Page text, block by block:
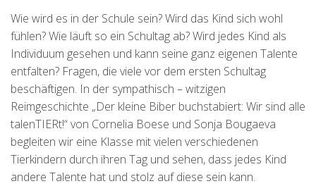
Wie wird es in der Schule sein? Wird das Kind sich wohl
fühlen? Wie läuft so ein Schultag ab? Wird jedes Kind als
Individuum gesehen und kann seine ganz eigenen Talente
entfalten? Fragen, die viele vor dem ersten Schultag
beschäftigen. In der sympathisch – witzigen
Reimgeschichte „Der kleine Biber buchstabiert: Wir sind alle
talenTIERt!“ von Cornelia Boese und Sonja Bougaeva
begleiten wir eine Klasse mit vielen verschiedenen
Tierkindern durch ihren Tag und sehen, dass jedes Kind
andere Talente hat und stolz auf diese sein kann.